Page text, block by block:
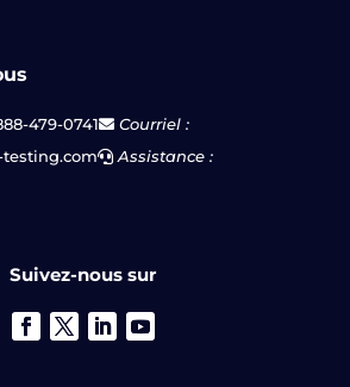
479-0741
Courriel :
testing.com
Assistance :
Suivez-nous sur